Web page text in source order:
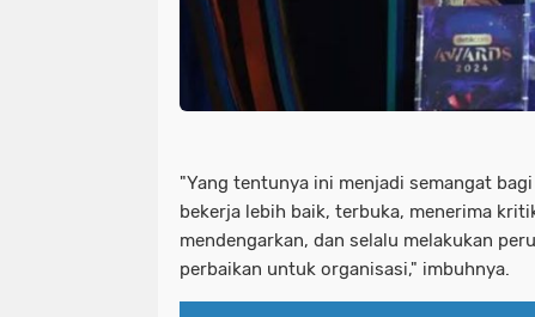
"Yang tentunya ini menjadi semangat
bekerja lebih baik, terbuka, menerima
mendengarkan, dan selalu melakukan
perbaikan untuk organisasi," imbuhnya.